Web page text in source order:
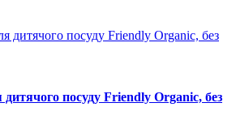
дитячого посуду Friendly Organic, без